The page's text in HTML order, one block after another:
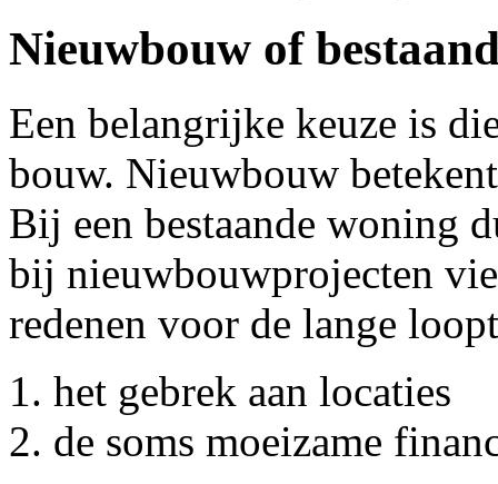
Nieuwbouw of
Een belangrijke keuze is
bouw. Nieuwbouw
Bij een bestaande woning
bij nieuwbouwprojecten
redenen voor de lange
het gebrek aan locaties
de soms moeizame